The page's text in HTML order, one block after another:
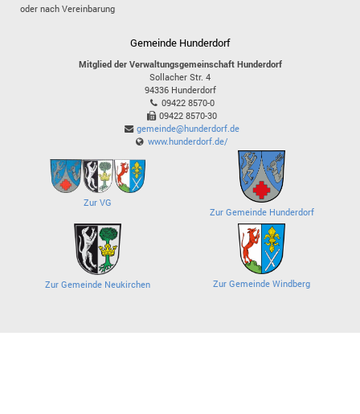
oder nach Vereinbarung
Gemeinde Hunderdorf
Mitglied der Verwaltungsgemeinschaft Hunderdorf
Sollacher Str. 4
94336 Hunderdorf
09422 8570-0
09422 8570-30
gemeinde@hunderdorf.de
www.hunderdorf.de/
Zur VG
Zur Gemeinde Hunderdorf
Zur Gemeinde Neukirchen Zur Gemeinde Windberg